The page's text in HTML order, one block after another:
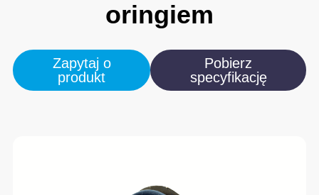
oringiem
Zapytaj o
produkt
Pobierz
specyfikację